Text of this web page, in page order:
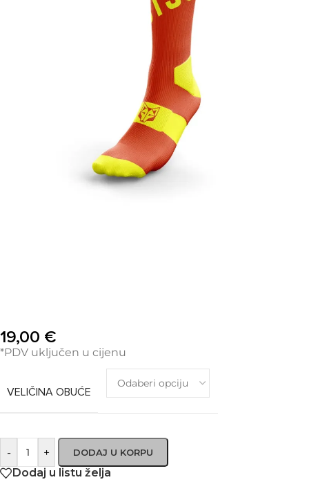
19,00 €
*PDV uključen u cijenu
VELIČINA OBUĆE
- + DODAJ U KORPU
Dodaj u listu želja